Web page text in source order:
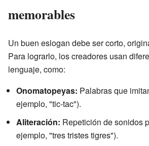
memorables
Un buen eslogan debe ser corto,
Para lograrlo, los creadores usan
lenguaje, como:
Onomatopeyas: Palabras que
ejemplo, "tic-tac").
Aliteración: Repetición de sonidos
ejemplo, "tres tristes tigres").